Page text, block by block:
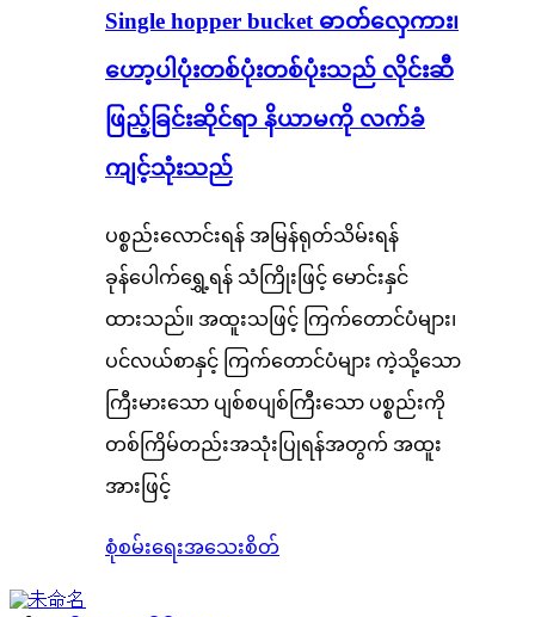
Single hopper bucket ဓာတ်လှေကား၊
ဟော့ပါပုံးတစ်ပုံးတစ်ပုံးသည် လိုင်းဆီ
ဖြည့်ခြင်းဆိုင်ရာ နိယာမကို လက်ခံ
ကျင့်သုံးသည်
ပစ္စည်းလောင်းရန် အမြန်ရုတ်သိမ်းရန်
ခုန်ပေါက်ရွှေ့ရန် သံကြိုးဖြင့် မောင်းနှင်
ထားသည်။ အထူးသဖြင့် ကြက်တောင်ပံများ၊
ပင်လယ်စာနှင့် ကြက်တောင်ပံများ ကဲ့သို့သော
ကြီးမားသော ပျစ်စပျစ်ကြီးသော ပစ္စည်းကို
တစ်ကြိမ်တည်းအသုံးပြုရန်အတွက် အထူး
အားဖြင့်
စုံစမ်းရေးအသေးစိတ်